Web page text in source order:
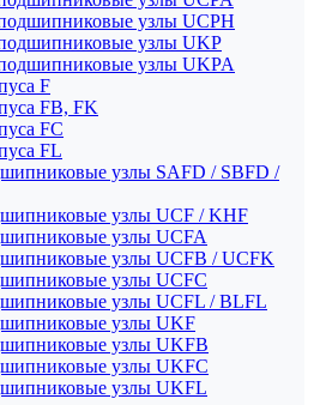
узлы UCPH
узлы UKP
узлы UKPA
F
FB, FK
FC
FL
узлы SAFD / SBFD /
узлы UCF / KHF
узлы UCFA
узлы UCFB / UCFK
узлы UCFC
узлы UCFL / BLFL
узлы UKF
узлы UKFB
узлы UKFC
узлы UKFL